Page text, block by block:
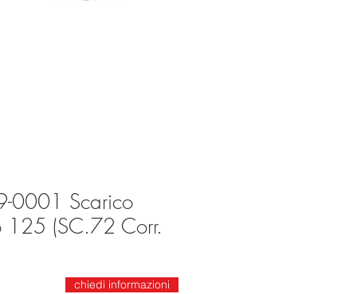
0001 Scarico
125 (SC.72 Corr.
chiedi informazioni